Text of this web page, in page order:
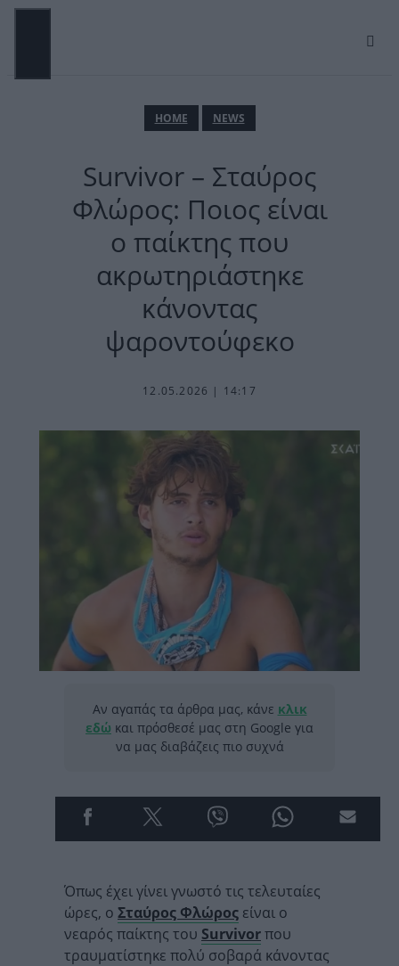
Μετάβαση
ΗΟΜΕ NEWS
Survivor – Σταύρος
Φλώρος: Ποιος είναι
ο παίκτης που
ακρωτηριάστηκε
κάνοντας
ψαροντούφεκο
12.05.2026 | 14:17
Αν αγαπάς τα άρθρα μας, κάνε κλικ
εδώ και πρόσθεσέ μας στη Google για
να μας διαβάζεις πιο συχνά
Όπως έχει γίνει γνωστό τις τελευταίες
ώρες, ο Σταύρος Φλώρος είναι ο
νεαρός παίκτης του Survivorπου
τραυματίστηκε πολύ σοβαρά κάνοντας